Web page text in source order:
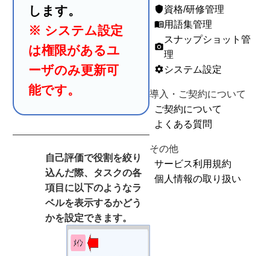
します。
※ システム設定
は権限があるユ
ーザのみ更新可
能です。
自己評価で役割を絞り
込んだ際、タスクの各
項目に以下のようなラ
ベルを表示するかどう
かを設定できます。
shield資格/研修管理
menu_book用語集管理
photo_camera
スナップショット管
理
settingsシステム設定
導入・ご契約について
ご契約について
よくある質問
その他
サービス利用規約
個人情報の取り扱い